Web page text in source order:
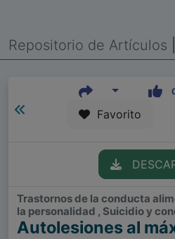
Repositorio de Artículos
Favorito
Trastornos de la conducta
la personalidad , Suicidio y
Autolesiones al